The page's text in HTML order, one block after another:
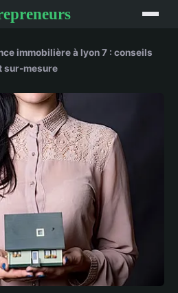
immobilière à lyon 7 : conseils
sur-mesure